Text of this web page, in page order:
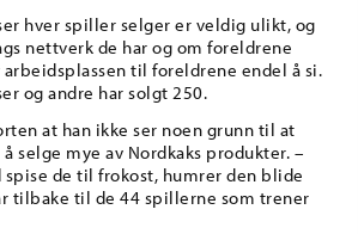
hver spiller selger er veldig ulikt, og
nettverk de har og om foreldrene
til foreldrene endel å si.
og andre har solgt 250.
at han ikke ser noen grunn til at
selge mye av Nordkaks produkter. –
spise de til frokost, humrer den blide
tilbake til de 44 spillerne som trener